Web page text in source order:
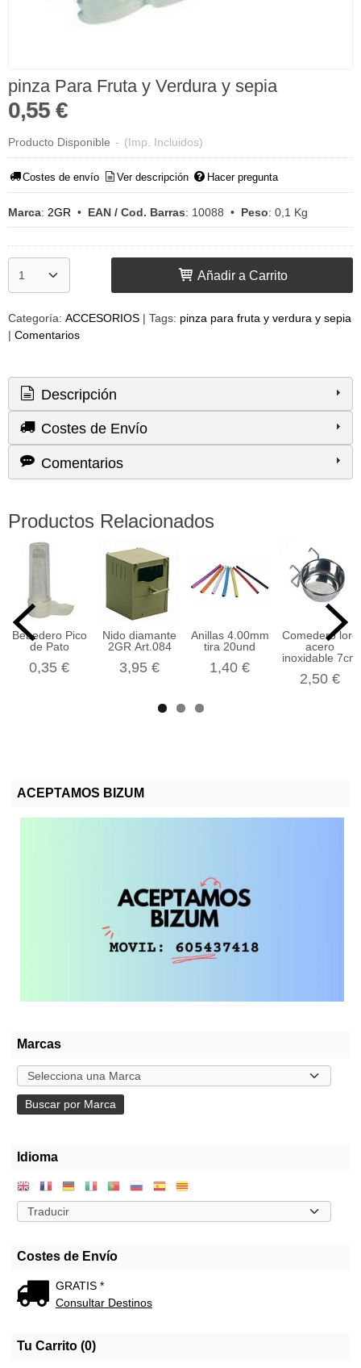
ACEPTAMOS BIZUM
Marcas
Idioma
Costes de Envío
GRATIS *
Consultar Destinos
Tu Carrito (0)
pinza Para Fruta y Verdura y sepia
0,55 €
Producto Disponible - (Imp. Incluidos)
Costes de envío Ver descripción Hacer pregunta
Marca: 2GR • EAN / Cod. Barras: 10088 • Peso: 0,1 Kg
Añadir a Carrito
Categoría: ACCESORIOS | Tags: pinza para fruta y verdura y sepia
| Comentarios
Descripción
Costes de Envío
Comentarios
Productos Relacionados
Bebedero Pico
de Pato
0,35 €
Nido diamante
2GR Art.084
3,95 €
Anillas 4.00mm
tira 20und
1,40 €
Comedero loro
acero
inoxidable 7cm
2,50 €